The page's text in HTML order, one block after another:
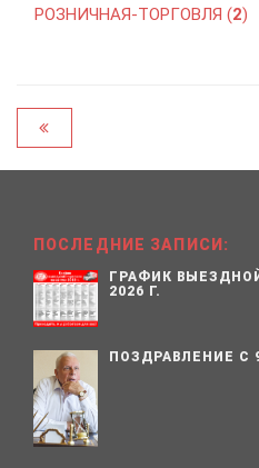
РОЗНИЧНАЯ-ТОРГОВЛЯ (2)
ПОСЛЕДНИЕ ЗАПИСИ:
ГРАФИК
2026 Г.
ПОЗДРАВЛЕНИЕ С